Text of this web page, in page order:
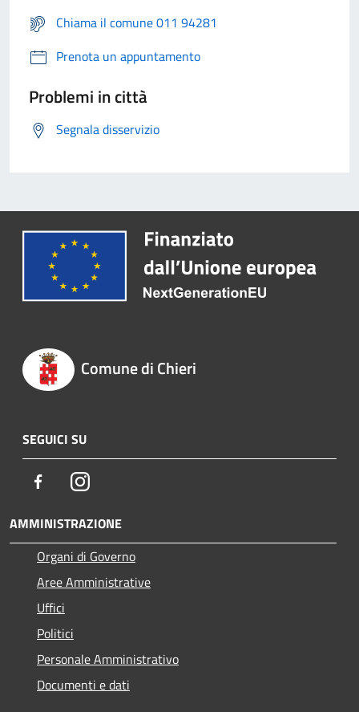
Chiama il comune 011 94281
Prenota un appuntamento
Problemi in città
Segnala disservizio
Comune di Chieri
SEGUICI SU
FacebookInstagram
AMMINISTRAZIONE
Organi di Governo
Aree Amministrative
Uffici
Politici
Personale Amministrativo
Documenti e dati